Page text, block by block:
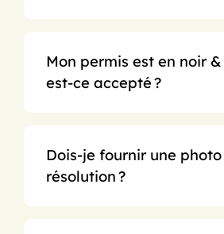
Mon permis est en noir
est‑ce accepté ?
Dois‑je fournir une
résolution ?